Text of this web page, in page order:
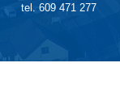
tel. 609 471 277